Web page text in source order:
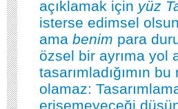
açıklamak için yüz
isterse edimsel
ama benim para
özsel bir ayrıma yol
tasarımladığımın
olamaz:
erişemeyeceği